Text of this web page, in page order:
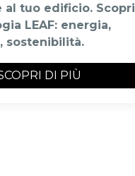
al tuo edificio. Scopri
LEAF: energia,
sostenibilità.
DI PIÙ